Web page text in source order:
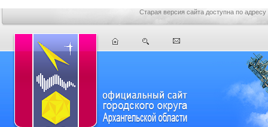
Старая версия сайта доступна по адресу